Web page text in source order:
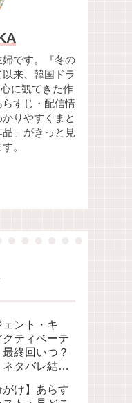
婦です。『冬の
来、韓国ドラ
に観てきた作
すじ・配信情
りやすくまと
」がきっと見
。
ェント・キ
クティベーテ
最終回いつ？
タバレ結末
がけ】あらす